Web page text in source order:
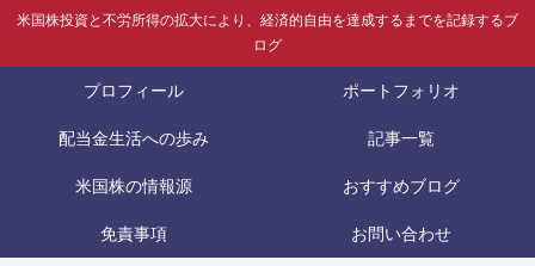
米国株投資と不労所得の拡大により、経済的自由を達成するまでを記録するブ
ログ
プロフィール ポートフォリオ
配当金生活への歩み 記事一覧
米国株の情報源 おすすめブログ
免責事項 お問い合わせ